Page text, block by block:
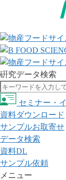
硏究データ検索
セミナー・
資料ダウンロード
サンプルお取寄せ
データ検索
資料DL
サンプル依頼
メニュー